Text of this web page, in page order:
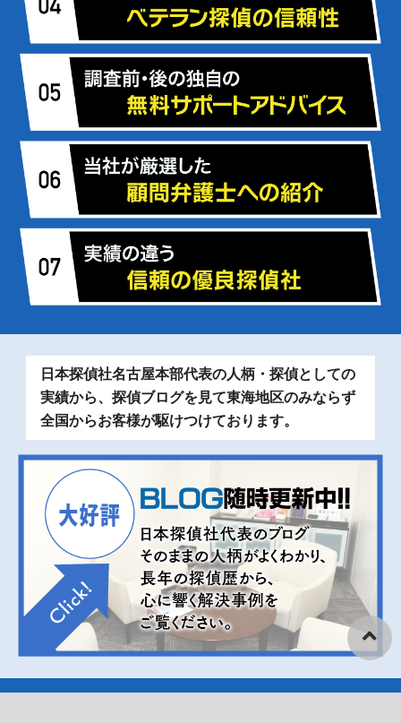
日本探偵社名古屋本部代表の人柄・探偵としての
実績から、探偵ブログを見て東海地区のみならず
全国からお客様が駆けつけております。